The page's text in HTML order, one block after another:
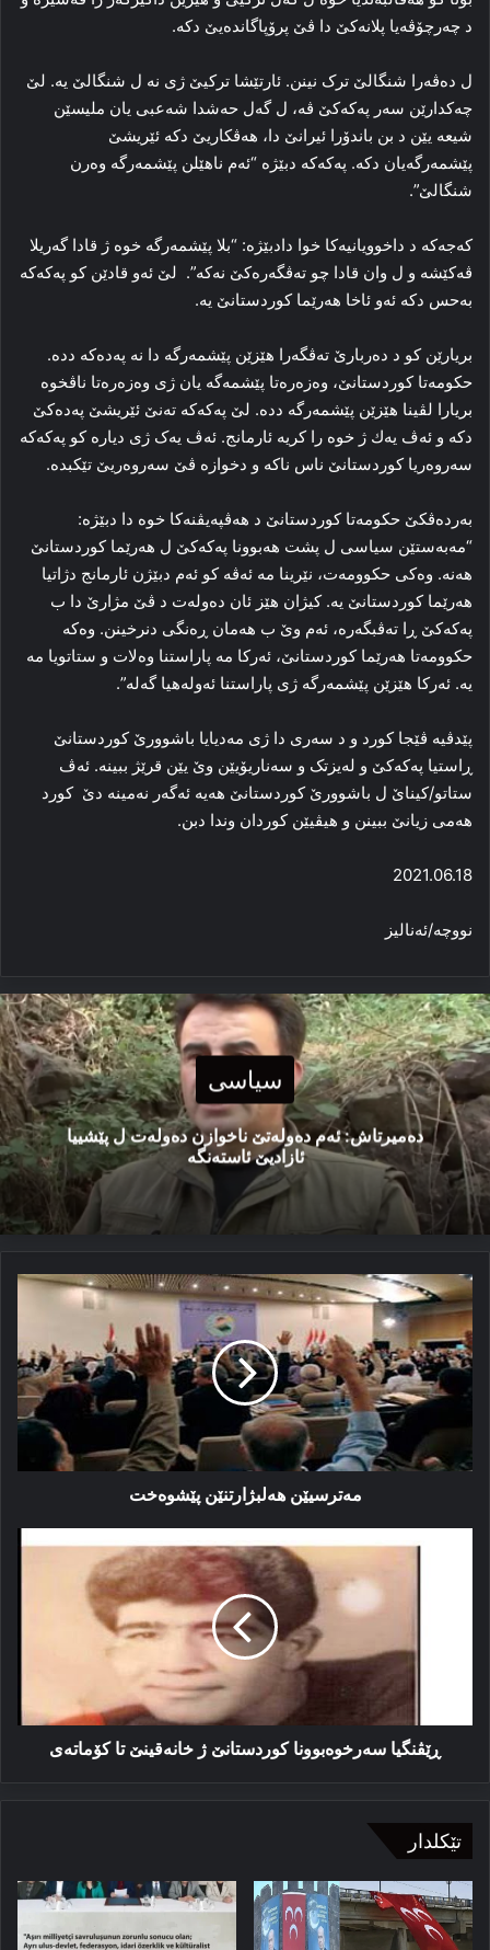
د چه‌رچۆڤەیا پلانه‌کێ دا ڤێ پرۆپاگانده‌یێ دکه‌.
ل ده‌ڤه‌را شنگالێ ترک نینن. ئارتێشا ترکیێ ژی نه‌ ل شنگالێ یه‌. لێ
چه‌کدارێن سه‌ر پەکەکێ ڤه‌، ل گه‌ل حه‌شدا شه‌عبی یان ملیسێن
شیعه‌ یێن د بن باندۆرا ئیرانێ دا، هه‌ڤکاریێ دکە ئێریشێ
پێشمه‌رگه‌یان دکە. پەکەکە دبێژه‌ “ئه‌م ناهێلن پێشمه‌رگه‌ وه‌رن
شنگالێ”‌.
کەجەکە د داخوویانیه‌کا خوا دادبێژه‌: “بلا پێشمه‌رگه‌ خوه‌ ژ قادا گه‌ریلا
ڤه‌کێشه‌ و ل وان قادا چو ته‌ڤگه‌ره‌کێ نه‌که‌”. لێ ئه‌و قادێن کو پەکەکە
به‌حس دکه‌ ئەو ئاخا هه‌رێما کوردستانێ یه‌.
بریارێن کو د ده‌ربارێ ته‌ڤگه‌را ھێزێن پێشمه‌رگه‌ دا نه‌ پەدەکە دده‌.
حکومه‌تا کوردستانێ، وه‌زه‌ره‌تا پێشمه‌گه‌ یان ژی وه‌زه‌ره‌تا ناڤخوه‌
بریارا لڤینا ھێزێن پێشمەرگە دده‌. لێ پەکەکە ته‌نێ ئێریشێ پەدەکێ
دکه‌ و ئه‌ڤ یەك ژ خوه‌ را کریه‌ ئارمانج. ئه‌ڤ یه‌ک ژی دیاره‌ کو پەکەکە
سه‌روه‌ریا کوردستانێ ناس ناکه‌ و دخوازه‌ ڤێ سه‌روه‌ریێ تێکبده‌.
به‌رده‌ڤکێ حکومه‌تا کوردستانێ د هه‌ڤپه‌یڤنه‌کا خوه‌ دا‌ دبێژه‌:
“مه‌به‌ستێن سیاسی ل پشت هه‌بوونا پەکەکێ ل هه‌رێما کوردستانێ
هه‌نه‌. وه‌کی حکوومه‌ت، نێرینا مه‌ ئه‌ڤه‌ کو ئه‌م دبێژن ئارمانج دژاتیا
هه‌رێما کوردستانێ یه‌. کیژان هێز ئان ده‌وله‌ت د ڤێ مژارێ دا‌ ب
پەکەکێ ڕا‌ ته‌ڤبگه‌ره‌، ئه‌م وێ ب هه‌مان ڕه‌نگی دنرخینن. وه‌که‌
حکوومه‌تا هه‌رێما کوردستانێ، ئه‌رکا مه‌ پاراستنا وه‌لات و ستاتویا مه‌
یه‌. ئه‌رکا هێزێن پێشمه‌رگه‌ ژی پاراستنا ئه‌وله‌هیا گه‌له”‌.
پێدڤیە ڤێجا کورد و د سه‌ری دا‌ ژی مه‌دیایا باشوورێ کوردستانێ
ڕاستیا پەکەکێ و له‌یزتک و سه‌ناریۆیێن وێ یێن قرێژ ببینه‌. ئه‌ڤ
ستاتو/كیناێ ل باشوورێ كوردستانێ ھەیە ئەگەر نەمینە دێ کورد
هه‌می زیانێ ببینن و هیڤیێن کوردان وندا دبن.
2021.06.18
نووچه‌/ئەنالیز
سیاسی
دەمیرتاش: ئەم دەولەتێ ناخوازن دەولەت ل پێشییا
ئازادیێ ئاستەنگە
مەترسیێن
هەلبژارتنێن
پێشوەخت
مەترسیێن هەلبژارتنێن پێشوەخت
ڕێڤنگیا
کوردستانێ
کۆماته‌ی
ڕێڤنگیا سه‌رخوه‌بوونا کوردستانێ ژ خانه‌قینێ تا کۆماته‌ی
تێکلدار